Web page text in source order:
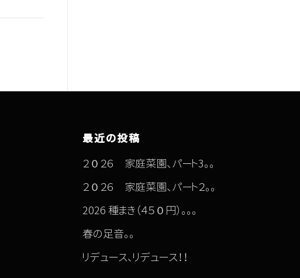
最近の投稿
２０２６ 家庭菜園、パート3。。
２０２６ 家庭菜園、パート２。。
2026 種まき（４５０円）。。。
春の足音。。
リデュース、リデュース！！